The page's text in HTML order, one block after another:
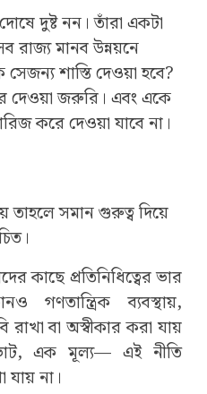
দুষ্ট নন। তাঁরা একটা
রাজ্য মানব উন্নয়নে
শাস্তি দেওয়া হবে?
দেওয়া জরুরি। এবং একে
করে দেওয়া যাবে না।
তাহলে সমান গুরুত্ব দিয়ে
কাছে প্রতিনিধিত্বের ভার
গণতান্ত্রিক ব্যবস্থায়,
রাখা বা অস্বীকার করা যায়
এক মূল্য— এই নীতি
যায় না।